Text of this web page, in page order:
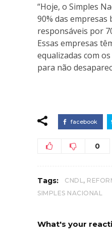
“Hoje, o Simples
90% das empresas
responsáveis por
Essas empresas
equalizadas com
para não
facebook
0
Tags: CNDL ,
SIMPLES NACIONAL
What's your